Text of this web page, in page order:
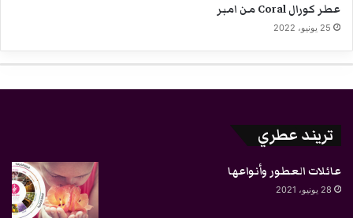
عطر كورال Coral من امبر
25 يونيو، 2022
تريند عطري
عائلات العطور وأنواعها
28 يونيو، 2021